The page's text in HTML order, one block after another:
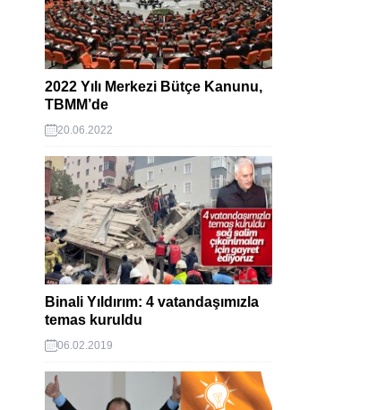
2022 Yılı Merkezi Bütçe Kanunu,
TBMM’de
20.06.2022
Binali Yıldırım: 4 vatandaşımızla
temas kuruldu
06.02.2019